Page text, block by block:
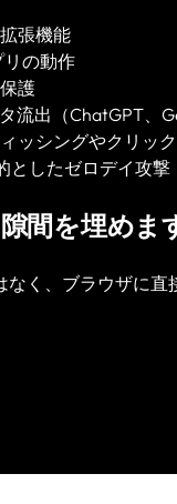
張機能
リの動作
護
流出（ChatGPT、
ッシングやクリッ
としたゼロデイ攻撃
間を埋めま
く、ブラウザに直